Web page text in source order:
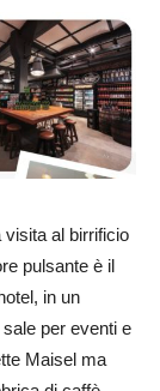
al birrificio
pulsante è il
in un
per eventi e
Maisel ma